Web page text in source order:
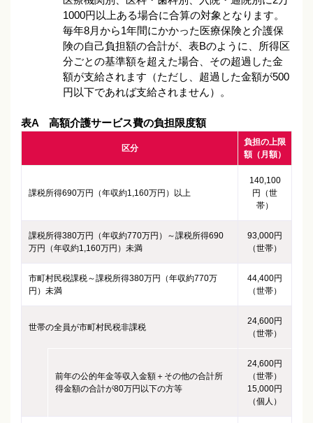
1000円以上ある場合に合算の対象となります。
毎年8月から1年間にかかった医療保険と介護保
険の自己負担額の合計が、表Bのように、所得区
分ごとの基準額を超えた場合、その超過した金
額が支給されます（ただし、超過した金額が500
円以下であれば支給されません）。
表A 高額介護サービス費の負担限度額
区分
負担の上限
額（月額）
課税所得690万円（年収約1,160万円）以上
140,100
円（世
帯）
課税所得380万円（年収約770万円）～課税所得690
万円（年収約1,160万円）未満
93,000円
（世帯）
市町村民税課税～課税所得380万円（年収約770万
円）未満
44,400円
（世帯）
世帯の全員が市町村民税非課税
24,600円
（世帯）
前年の公的年金等収入金額＋その他の合計所
得金額の合計が80万円以下の方等
24,600円
（世帯）
15,000円
（個人）